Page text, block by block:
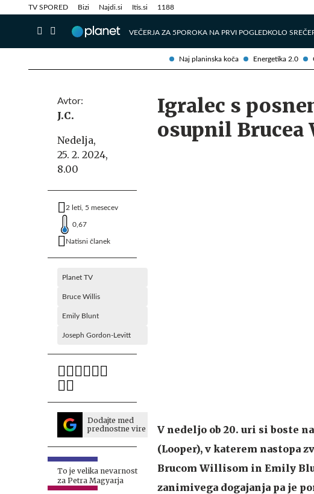
Naj planinska koča Energetika 2.0
TV SPORED Bizi Najdi.si Itis.si 1188
VEČERJA ZA 5POROKA NA PRVI POGLEDKOLO SREČE
Info in obvestila Tehnik
Avtor:
J.C.
Nedelja,
25. 2. 2024,
8.00
2 leti, 5 mesecev
0,67
Natisni članek
Planet TV
Bruce Willis
Emily Blunt
Joseph Gordon-Levitt
Dodajte med
prednostne vire
To je velika nevarnost
za Petra Magyarja
Igralec s
osupnil Brucea
V nedeljo ob 20. uri si boste
(Looper), v katerem nastopa
Brucom Willisom in Emily
zanimivega dogajanja pa je